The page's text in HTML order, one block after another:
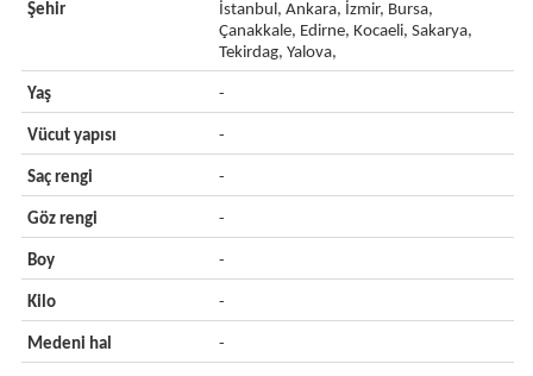
Şehir
İstanbul, Ankara, İzmir, Bursa,
Çanakkale, Edirne, Kocaeli, Sakarya,
Tekirdag, Yalova,
Yaş -
Vücut yapısı -
Saç rengi -
Göz rengi -
Boy -
Kilo -
Medeni hal -